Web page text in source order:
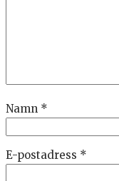
Namn *
E-postadress *